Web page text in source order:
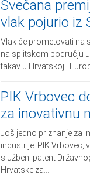
Svečana
vlak pojurio iz
Vlak će prometovati na
na splitskom području
takav u Hrvatskoj i
PIK Vrbovec
za inovativnu
Još jedno priznanje za
industrije. PIK Vrbovec,
službeni patent
Hrvatske za...